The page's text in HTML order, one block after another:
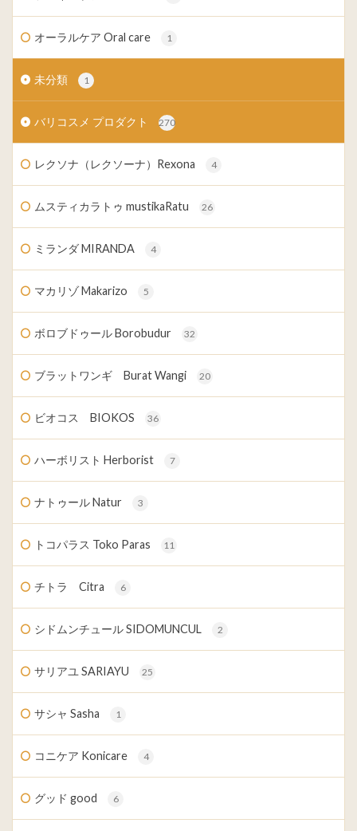
オーラルケア Oral care 1
未分類 1
バリコスメ プロダクト 270
レクソナ（レクソーナ）Rexona 4
ムスティカラトゥ mustikaRatu 26
ミランダ MIRANDA 4
マカリゾ Makarizo 5
ボロブドゥール Borobudur 32
ブラットワンギ Burat Wangi 20
ビオコス BIOKOS 36
ハーボリスト Herborist 7
ナトゥール Natur 3
トコパラス Toko Paras 11
チトラ Citra 6
シドムンチュール SIDOMUNCUL 2
サリアユ SARIAYU 25
サシャ Sasha 1
コニケア Konicare 4
グッド good 6